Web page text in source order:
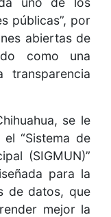
públicas”, por
abiertas de
como una
transparencia
se le
“Sistema de
(SIGMUN)”
para la
de datos, que
mejor la